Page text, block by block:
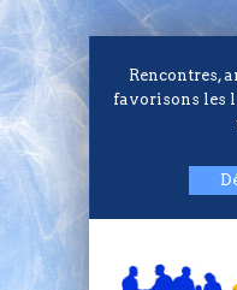
Rencontres,
favorisons les